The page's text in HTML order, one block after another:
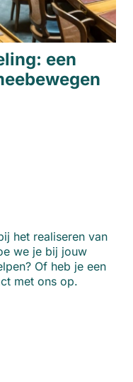
een
het realiseren van
we je bij jouw
Of heb je een
met ons op.